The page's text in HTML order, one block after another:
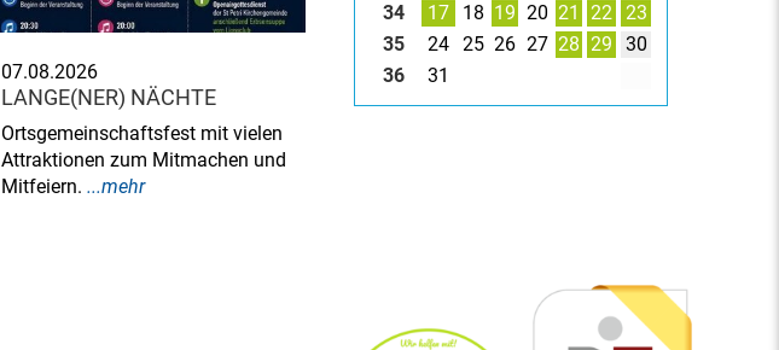
LANGE(NER) NÄCHTE
07.08.2026
Ortsgemeinschaftsfest mit vielen
Attraktionen zum Mitmachen und
Mitfeiern. ...mehr
34
17 18 19 20 21 22 23
35
24 25 26 27 28 29
30
36
31